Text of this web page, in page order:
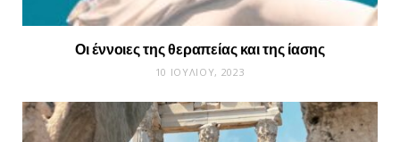
Οι έννοιες της θεραπείας και της ίασης
10 ΙΟΥΛΊΟΥ, 2023